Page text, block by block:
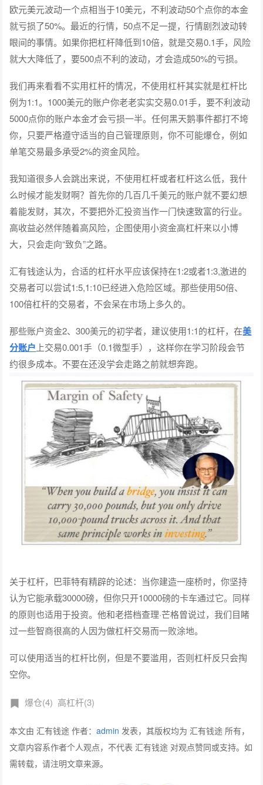
欧元美元波动一个点相当于10美元，不利波动50个点你的本金
就亏损了50%。最近的行情，50点不足一提，行情剧烈波动转
眼间的事情。如果你把杠杆降低到10倍，就是交易0.1手，风险
就大大降低了，要500点不利的波动，才会造成50%的亏损。
我们再来看看不实用杠杆的情况，不使用杠杆其实就是杠杆比
例为1:1。1000美元的账户你老老实实交易0.01手，要不利波动
5000点你的账户本金才会亏损一半。任何黑天鹅事件都打不垮
你，只要严格遵守适当的自己管理原则，你不可能爆仓，例如
单笔交易最多承受2%的资金风险。
我知道很多人会跳出来说，不使用杠杆或者杠杆这么低，我什
么时候才能发财啊？首先你的几百几千美元的账户就不要幻想
着能发财，其次，不要把外汇投资当作一门快速致富的行业。
高收益必然伴随着高风险，企图使用小资金高杠杆来以小博
大，只会走向“致负”之路。
汇有钱途认为，合适的杠杆水平应该保持在1:2或者1:3,激进的
交易者可以尝试1:5,1:10已经进入危险区域。那些使用50倍、
100倍杠杆的交易者，不会呆在市场上多久的。
那些账户资金2、300美元的初学者，建议使用1:1的杠杆，在美
分账户 上交易0.001手（0.1微型手），这样你在学习阶段会节
约很多成本。不要在还没学会走路之前就想奔跑。
关于杠杆，巴菲特有精辟的论述：当你建造一座桥时，你坚持
认为它能承载30000磅，但你只开10000磅的卡车通过它。同样
的原则也适用于投资。他和老搭档查理·芒格曾说过，我们目睹
过一些智商很高的人因为做杠杆交易而一败涂地。
可以使用适当的杠杆比例，但是不要滥用，否则杠杆反只会掏
空你。
爆仓(4) 高杠杆(3)
本文由 汇有钱途 作者：admin 发表，其版权均为 汇有钱途 所有，
文章内容系作者个人观点，不代表 汇有钱途 对观点赞同或支持。如
需转载，请注明文章来源。